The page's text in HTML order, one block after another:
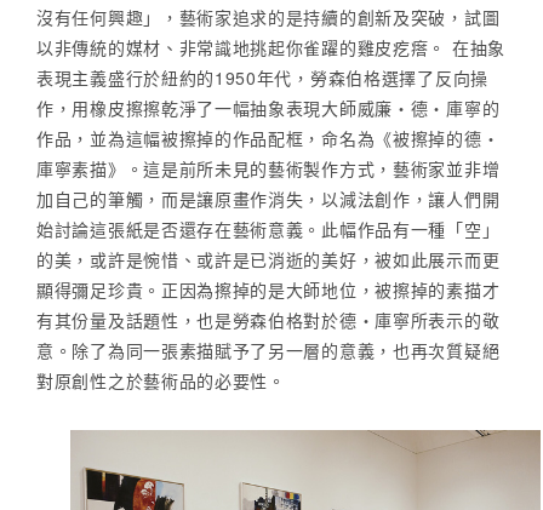
沒有任何興趣」，藝術家追求的是持續的創新及突破，試圖
以非傳統的媒材、非常識地挑起你雀躍的雞皮疙瘩。 在抽象
表現主義盛行於紐約的1950年代，勞森伯格選擇了反向操
作，用橡皮擦擦乾淨了一幅抽象表現大師威廉‧德‧庫寧的
作品，並為這幅被擦掉的作品配框，命名為《被擦掉的德‧
庫寧素描》。這是前所未見的藝術製作方式，藝術家並非增
加自己的筆觸，而是讓原畫作消失，以減法創作，讓人們開
始討論這張紙是否還存在藝術意義。此幅作品有一種「空」
的美，或許是惋惜、或許是已消逝的美好，被如此展示而更
顯得彌足珍貴。正因為擦掉的是大師地位，被擦掉的素描才
有其份量及話題性，也是勞森伯格對於德‧庫寧所表示的敬
意。除了為同一張素描賦予了另一層的意義，也再次質疑絕
對原創性之於藝術品的必要性。